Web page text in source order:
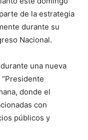
de la estrategia
durante su
Nacional.
una nueva
donde el
con
públicos y